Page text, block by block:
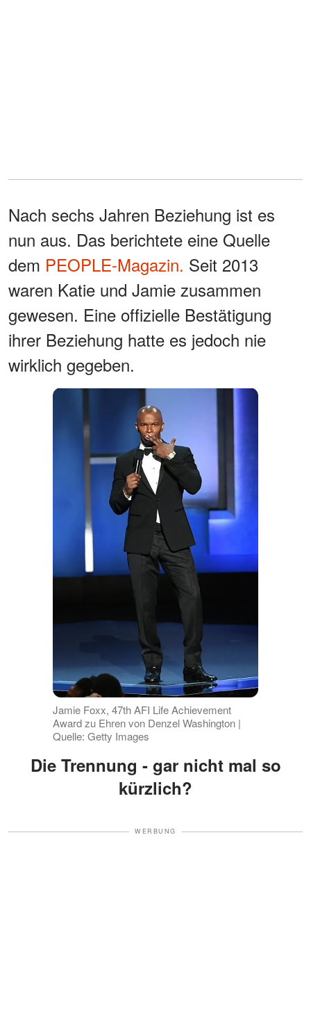
Nach sechs Jahren Beziehung ist es
nun aus. Das berichtete eine Quelle
dem PEOPLE-Magazin. Seit 2013
waren Katie und Jamie zusammen
gewesen. Eine offizielle Bestätigung
ihrer Beziehung hatte es jedoch nie
wirklich gegeben.
Jamie Foxx, 47th AFI Life Achievement
Award zu Ehren von Denzel Washington |
Quelle: Getty Images
Die Trennung - gar nicht mal so
kürzlich?
WERBUNG